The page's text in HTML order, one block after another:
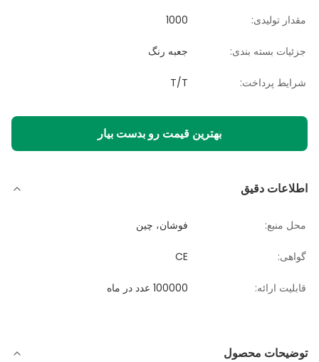
مقدار تولیدی: 1000
جزئیات بسته بندی: جعبه رنگ
شرایط پرداخت: T/T
بهترین قیمت رو بدست بیار
اطلاعات دقیق
محل منبع: فوشان، چین
گواهی: CE
قابلیت ارائه: 100000 عدد در ماه
توضیحات محصول